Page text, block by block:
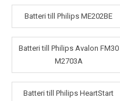
Batteri till Philips ME202BE
Batteri till Philips Avalon FM30
M2703A
Batteri till Philips HeartStart